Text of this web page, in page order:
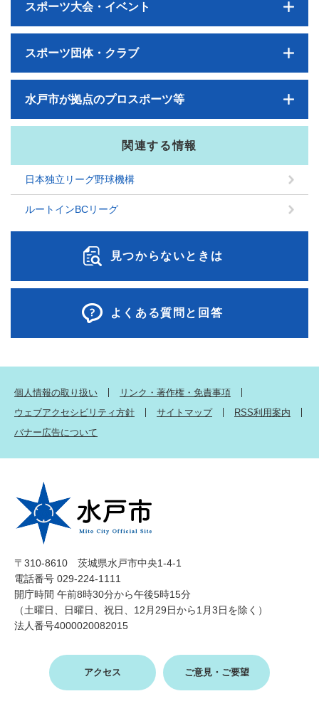
スポーツ大会・イベント
スポーツ団体・クラブ
水戸市が拠点のプロスポーツ等
関連する情報
日本独立リーグ野球機構
ルートインBCリーグ
見つからないときは
よくある質問と回答
個人情報の取り扱い
リンク・著作権・免責事項
ウェブアクセシビリティ方針
サイトマップ
RSS利用案内
バナー広告について
〒310-8610 茨城県水戸市中央1-4-1
電話番号 029-224-1111
開庁時間 午前8時30分から午後5時15分
（土曜日、日曜日、祝日、12月29日から1月3日を除く）
法人番号4000020082015
アクセス ご意見・ご要望